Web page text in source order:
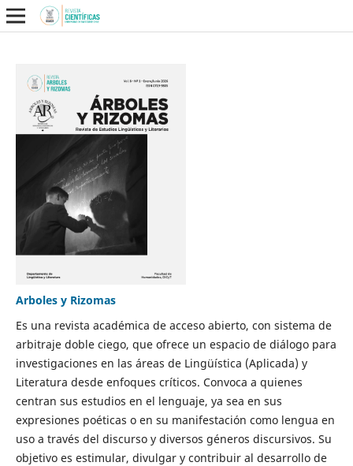
Arboles y Rizomas
Es una revista académica de acceso abierto, con sistema de
arbitraje doble ciego, que ofrece un espacio de diálogo para
investigaciones en las áreas de Lingüística (Aplicada) y
Literatura desde enfoques críticos. Convoca a quienes
centran sus estudios en el lenguaje, ya sea en sus
expresiones poéticas o en su manifestación como lengua en
uso a través del discurso y diversos géneros discursivos. Su
objetivo es estimular, divulgar y contribuir al desarrollo de